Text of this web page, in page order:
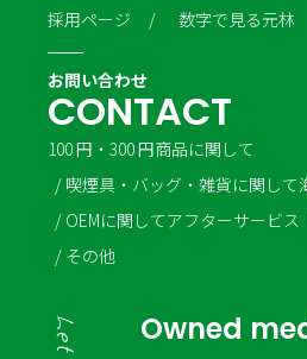
採用ページ 数字で見る元林
お問い合わせ
CONTACT
100 円・300 円商品に関して
喫煙具・バッグ・雑貨に関して
OEMに関してアフターサービス
その他
Owned